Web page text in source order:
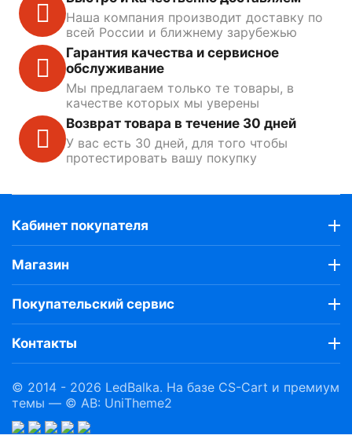
Наша компания производит доставку по
всей России и ближнему зарубежью
Гарантия качества и сервисное
обслуживание
Мы предлагаем только те товары, в
качестве которых мы уверены
Возврат товара в течение 30 дней
У вас есть 30 дней, для того чтобы
протестировать вашу покупку
Кабинет покупателя
Магазин
Покупательский сервис
Контакты
© 2014 - 2026 LedBalka. На базе CS-Cart и премиум
темы — © AB: UniTheme2